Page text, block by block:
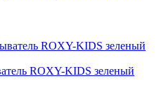
ROXY-KIDS зеленый